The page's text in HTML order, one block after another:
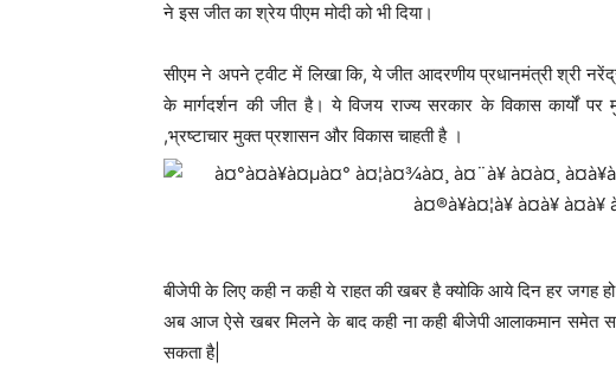
ने इस जीत का श्रेय पीएम मोदी को भी दिया।
सीएम ने अपने ट्वीट में लिखा कि, ये जीत आदरणीय प्रधानमंत्री श्री
के मार्गदर्शन की जीत है। ये विजय राज्य सरकार के विकास कार्यों
,भ्रष्टाचार मुक्त प्रशासन और विकास चाहती है ।
बीजेपी के लिए कही न कही ये राहत की खबर है क्योकि आये दिन हर जगह हो
अब आज ऐसे खबर मिलने के बाद कही ना कही बीजेपी आलाकमान समेत
सकता है|